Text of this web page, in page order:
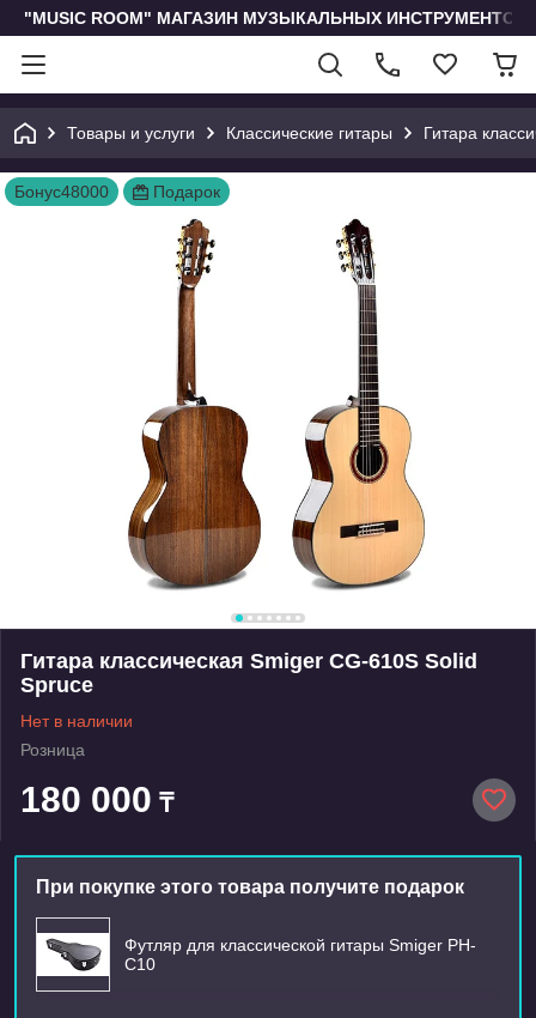
"MUSIC ROOM" МАГАЗИН МУЗЫКАЛЬНЫХ
Товары и услуги Классические гитары Гитара
Бонус48000 Подарок
Гитара классическая Smiger CG-610S Solid
Spruce
Нет в наличии
Розница
180 000 ₸
При покупке этого товара получите подарок
Футляр для классической гитары Smiger PH-
C10